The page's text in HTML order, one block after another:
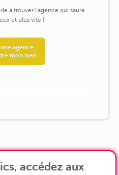
à trouver l'agence qui saura
et plus vite !
agence
mon bien
accédez aux